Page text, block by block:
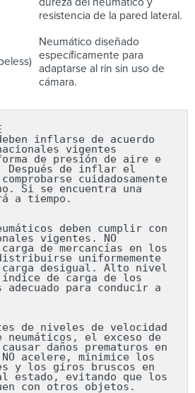
resistencia de la pared lateral.
Neumático diseñado
específicamente para
adaptarse al rin sin uso de
cámara.
inflarse de acuerdo
vigentes
de presión de aire e
Después de inflar el
cuidadosamente
Si se encuentra una
a tiempo.
deben cumplir con
vigentes. NO
de mercancías en los
uniformemente
desigual. Alto nivel
de carga de los
adecuado para conducir a
de niveles de velocidad
el exceso de
daños prematuros en
acelere, minimice los
y los giros bruscos en
estado, evitando que los
con otros objetos.